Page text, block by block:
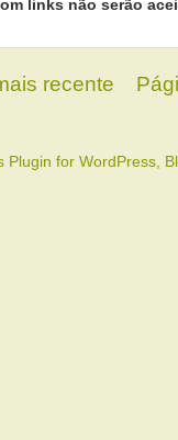
links não serão
recente